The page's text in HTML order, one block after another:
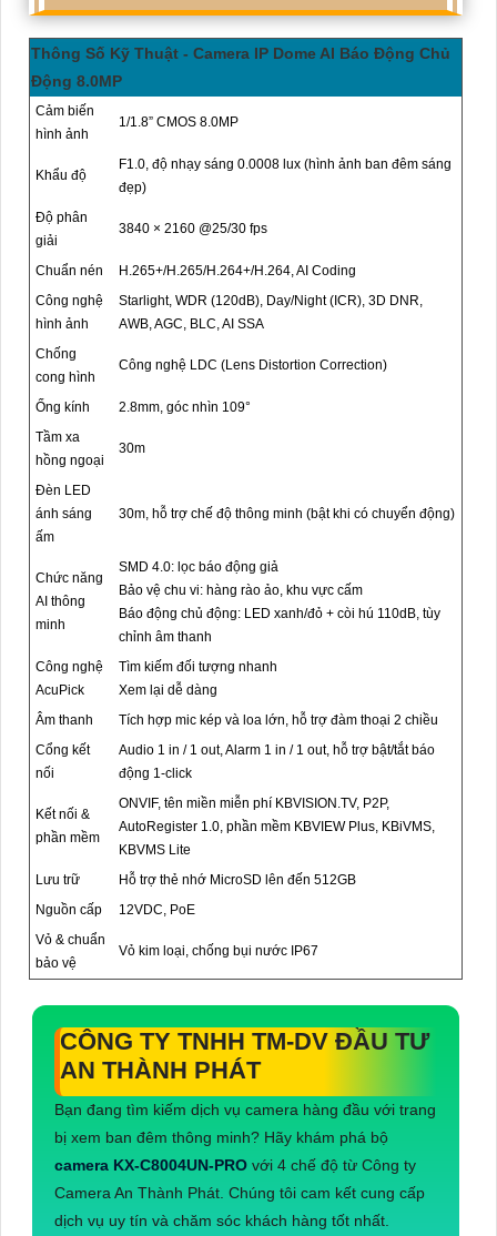
Thông Số Kỹ Thuật - Camera IP Dome AI Báo Động Chủ
Động 8.0MP
Cảm biến
hình ảnh
1/1.8” CMOS 8.0MP
Khẩu độ
F1.0, độ nhạy sáng 0.0008 lux (hình ảnh ban đêm sáng
đẹp)
Độ phân
giải
3840 × 2160 @25/30 fps
Chuẩn nén
H.265+/H.265/H.264+/H.264, AI Coding
Công nghệ
hình ảnh
Starlight, WDR (120dB), Day/Night (ICR), 3D DNR,
AWB, AGC, BLC, AI SSA
Chống
cong hình
Công nghệ LDC (Lens Distortion Correction)
Ống kính
2.8mm, góc nhìn 109°
Tầm xa
hồng ngoại
30m
Đèn LED
ánh sáng
ấm
30m, hỗ trợ chế độ thông minh (bật khi có chuyển động)
Chức năng
AI thông
minh
SMD 4.0: lọc báo động giả
Bảo vệ chu vi: hàng rào ảo, khu vực cấm
Báo động chủ động: LED xanh/đỏ + còi hú 110dB, tùy
chỉnh âm thanh
Công nghệ
AcuPick
Tìm kiếm đối tượng nhanh
Xem lại dễ dàng
Âm thanh
Tích hợp mic kép và loa lớn, hỗ trợ đàm thoại 2 chiều
Cổng kết
nối
Audio 1 in / 1 out, Alarm 1 in / 1 out, hỗ trợ bật/tắt báo
động 1-click
Kết nối &
phần mềm
ONVIF, tên miền miễn phí KBVISION.TV, P2P,
AutoRegister 1.0, phần mềm KBVIEW Plus, KBiVMS,
KBVMS Lite
Lưu trữ
Hỗ trợ thẻ nhớ MicroSD lên đến 512GB
Nguồn cấp
12VDC, PoE
Vỏ & chuẩn
bảo vệ
Vỏ kim loại, chống bụi nước IP67
CÔNG TY TNHH TM-DV ĐẦU TƯ
AN THÀNH PHÁT
Bạn đang tìm kiếm dịch vụ camera hàng đầu với trang
bị xem ban đêm thông minh? Hãy khám phá bộ
camera KX-C8004UN-PRO với 4 chế độ từ Công ty
Camera An Thành Phát. Chúng tôi cam kết cung cấp
dịch vụ uy tín và chăm sóc khách hàng tốt nhất.